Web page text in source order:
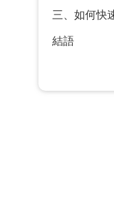
三、如何快
結語